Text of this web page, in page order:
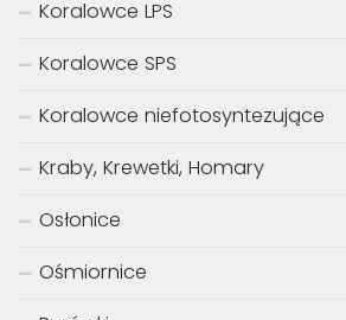
Koralowce LPS
Koralowce SPS
Koralowce niefotosyntezujące
Kraby, Krewetki, Homary
Osłonice
Ośmiornice